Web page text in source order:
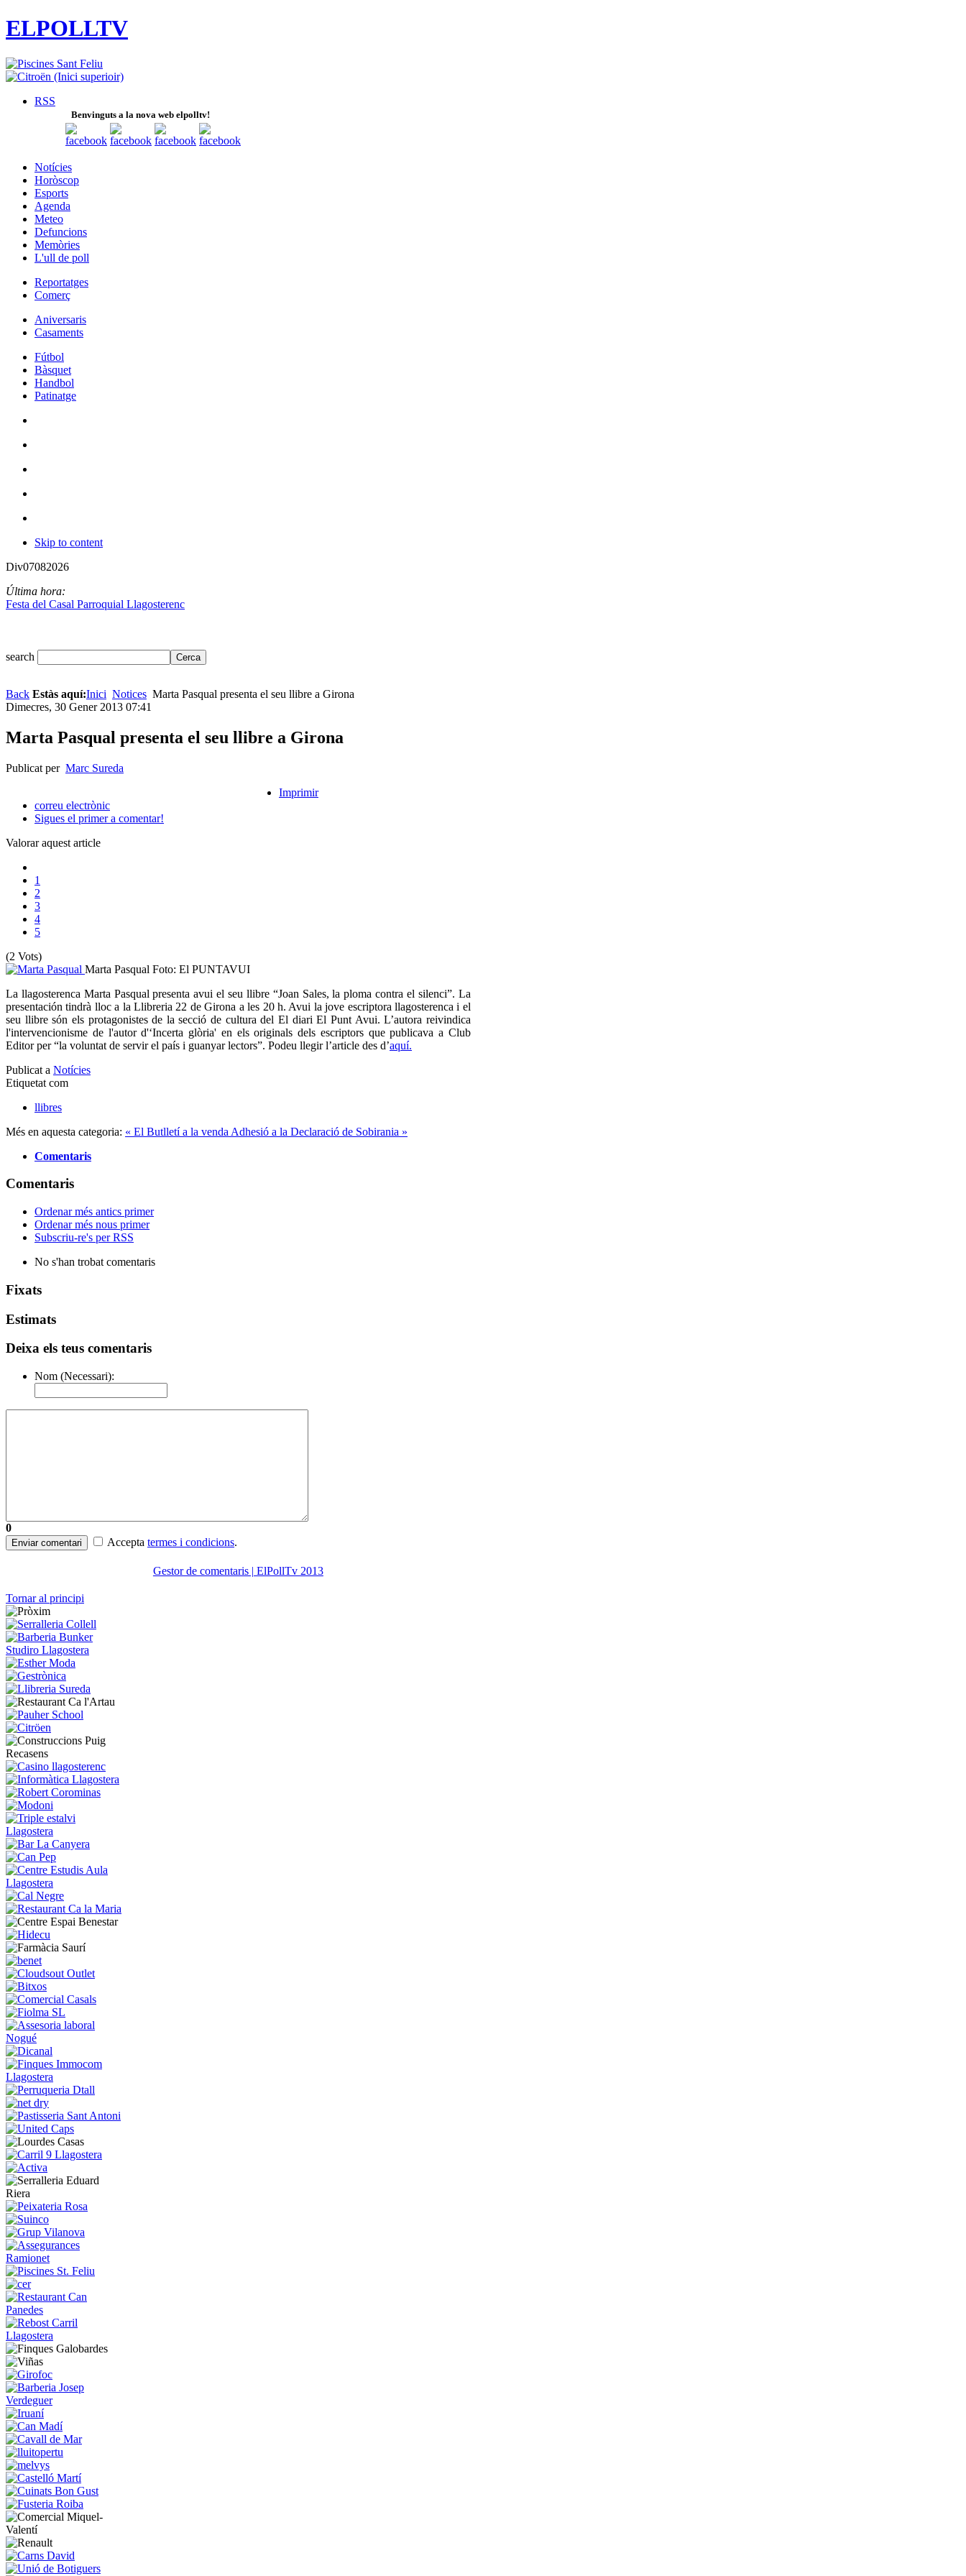
ELPOLLTV
RSS
Benvinguts a la nova web elpolltv!
Notícies
Horòscop
Esports
Agenda
Meteo
Defuncions
Memòries
L'ull de poll
Reportatges
Comerç
Aniversaris
Casaments
Fútbol
Bàsquet
Handbol
Patinatge
Skip to content
Div07082026
Última hora:
Festa del Casal Parroquial Llagosterenc
search
Back Estàs aquí:Inici Notices Marta Pasqual presenta el seu llibre a Girona
Dimecres, 30 Gener 2013 07:41
Marta Pasqual presenta el seu llibre a Girona
Publicat per Marc Sureda
Imprimir
correu electrònic
Sigues el primer a comentar!
Valorar aquest article
1
2
3
4
5
(2 Vots)
Marta Pasqual Foto: El PUNTAVUI
La llagosterenca Marta Pasqual presenta avui el seu llibre “Joan Sales, la ploma contra el silenci”. La
presentación tindrà lloc a la Llibreria 22 de Girona a les 20 h. Avui la jove escriptora llagosterenca i el
seu llibre són els protagonistes de la secció de cultura del El diari El Punt Avui. L’autora reivindica
l'intervencionisme de l'autor d'‘Incerta glòria' en els originals dels escriptors que publicava a Club
Editor per “la voluntat de servir el país i guanyar lectors”. Podeu llegir l’article des d’aquí.
Publicat a Notícies
Etiquetat com
llibres
Més en aquesta categoria: « El Butlletí a la venda Adhesió a la Declaració de Sobirania »
Comentaris
Comentaris
Ordenar més antics primer
Ordenar més nous primer
Subscriu-re's per RSS
No s'han trobat comentaris
Fixats
Estimats
Deixa els teus comentaris
Nom (Necessari):
0
Enviar comentari Accepta termes i condicions.
Gestor de comentaris | ElPollTv 2013
Tornar al principi